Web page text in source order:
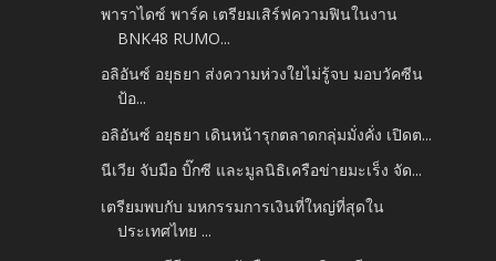
พาราไดซ์ พาร์ค เตรียมเสิร์ฟความฟินในงาน
BNK48 RUMO...
อลิอันซ์ อยุธยา ส่งความห่วงใยไม่รู้จบ มอบวัคซีน
ป้อ...
อลิอันซ์ อยุธยา เดินหน้ารุกตลาดกลุ่มมั่งคั่ง เปิดต...
นีเวีย จับมือ บิ๊กซี และมูลนิธิเครือข่ายมะเร็ง จัด...
เตรียมพบกับ มหกรรมการเงินที่ใหญ่ที่สุดใน
ประเทศไทย ...